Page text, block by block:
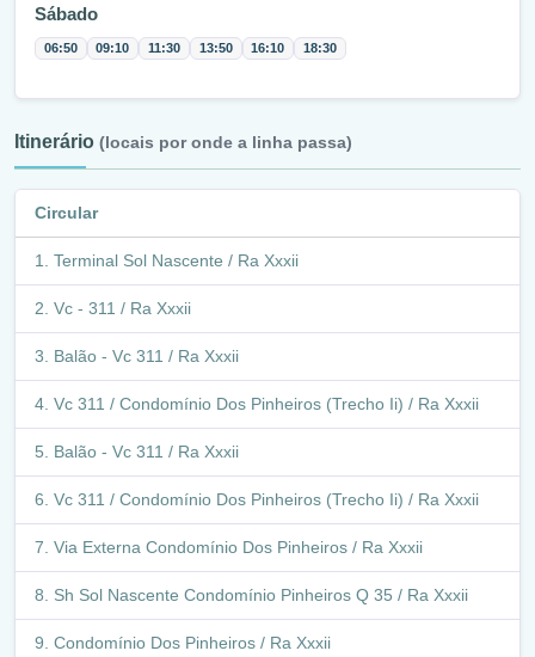
Sábado
06:50 09:10 11:30 13:50 16:10 18:30
Itinerário (locais por onde a linha passa)
Circular
Terminal Sol Nascente / Ra Xxxii
Vc - 311 / Ra Xxxii
Balão - Vc 311 / Ra Xxxii
Vc 311 / Condomínio Dos Pinheiros (Trecho Ii) / Ra Xxxii
Balão - Vc 311 / Ra Xxxii
Vc 311 / Condomínio Dos Pinheiros (Trecho Ii) / Ra Xxxii
Via Externa Condomínio Dos Pinheiros / Ra Xxxii
Sh Sol Nascente Condomínio Pinheiros Q 35 / Ra Xxxii
Condomínio Dos Pinheiros / Ra Xxxii